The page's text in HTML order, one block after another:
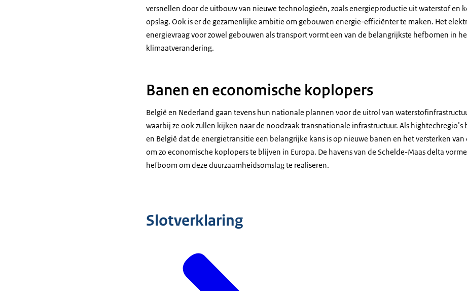
versnellen door de uitbouw van nieuwe technologieën, zoals energieproductie uit waterstof en
opslag. Ook is er de gezamenlijke ambitie om gebouwen energie-efficiënter te maken. Het
energievraag voor zowel gebouwen als transport vormt een van de belangrijkste hefbomen in
klimaatverandering.
Banen en economische koplopers
België en Nederland gaan tevens hun nationale plannen voor de uitrol van
waarbij ze ook zullen kijken naar de noodzaak transnationale infrastructuur. Als hightechregio’s
en België dat de energietransitie een belangrijke kans is op nieuwe banen en het versterken van
om zo economische koplopers te blijven in Europa. De havens van de Schelde-Maas delta
hefboom om deze duurzaamheidsomslag te realiseren.
Slotverklaring